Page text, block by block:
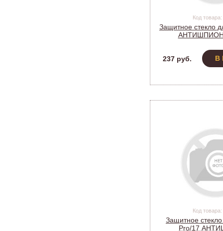
Код
Защитное стекло
АНТИШПИОН
237 руб.
В
Код
Защитное
Pro/17